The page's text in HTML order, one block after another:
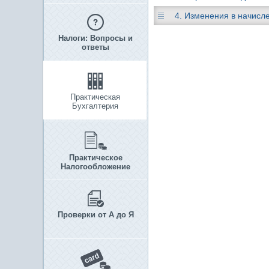
Налоги: Вопросы и
ответы
Практическая
Бухгалтерия
Практическое
Налогообложение
Проверки от А до Я
4. Изменения в